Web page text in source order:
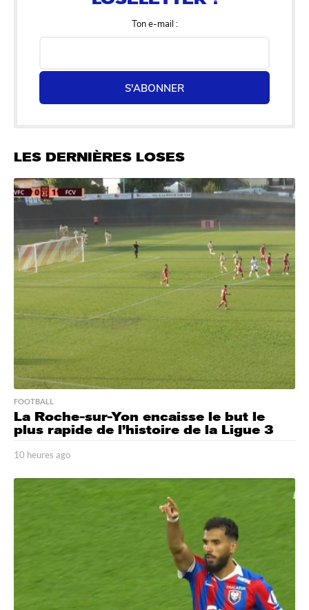
Ton e-mail :
S'ABONNER
LES DERNIÈRES LOSES
FOOTBALL
La Roche-sur-Yon encaisse le but le
plus rapide de l’histoire de la Ligue 3
10 heures ago
h